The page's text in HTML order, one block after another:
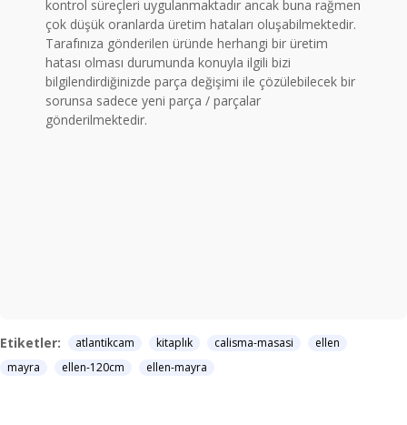
kontrol süreçleri uygulanmaktadır ancak buna rağmen
çok düşük oranlarda üretim hataları oluşabilmektedir.
Tarafınıza gönderilen üründe herhangi bir üretim
hatası olması durumunda konuyla ilgili bizi
bilgilendirdiğinizde parça değişimi ile çözülebilecek bir
sorunsa sadece yeni parça / parçalar
gönderilmektedir.
Etiketler: atlantikcam kitaplık calisma-masasi
ellen
mayra
ellen-120cm ellen-mayra